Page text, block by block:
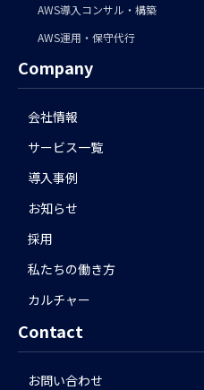
AWS導入コンサル・構築
AWS運用・保守代行
Company
会社情報
サービス一覧
導入事例
お知らせ
採用
私たちの働き方
カルチャー
Contact
お問い合わせ